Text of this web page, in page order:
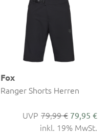
Fox
Ranger Shorts Herren
79,99 € 79,95 €
inkl. 19% MwSt.